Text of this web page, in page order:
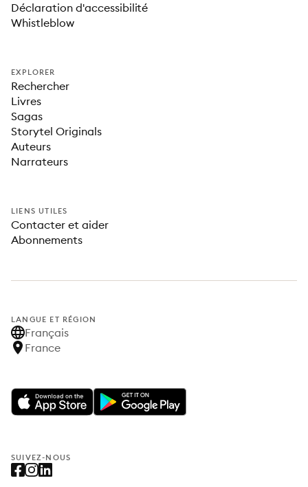
Déclaration d'accessibilité
Whistleblow
EXPLORER
Rechercher
Livres
Sagas
Storytel Originals
Auteurs
Narrateurs
LIENS UTILES
Contacter et aider
Abonnements
LANGUE ET RÉGION
Français
France
SUIVEZ-NOUS